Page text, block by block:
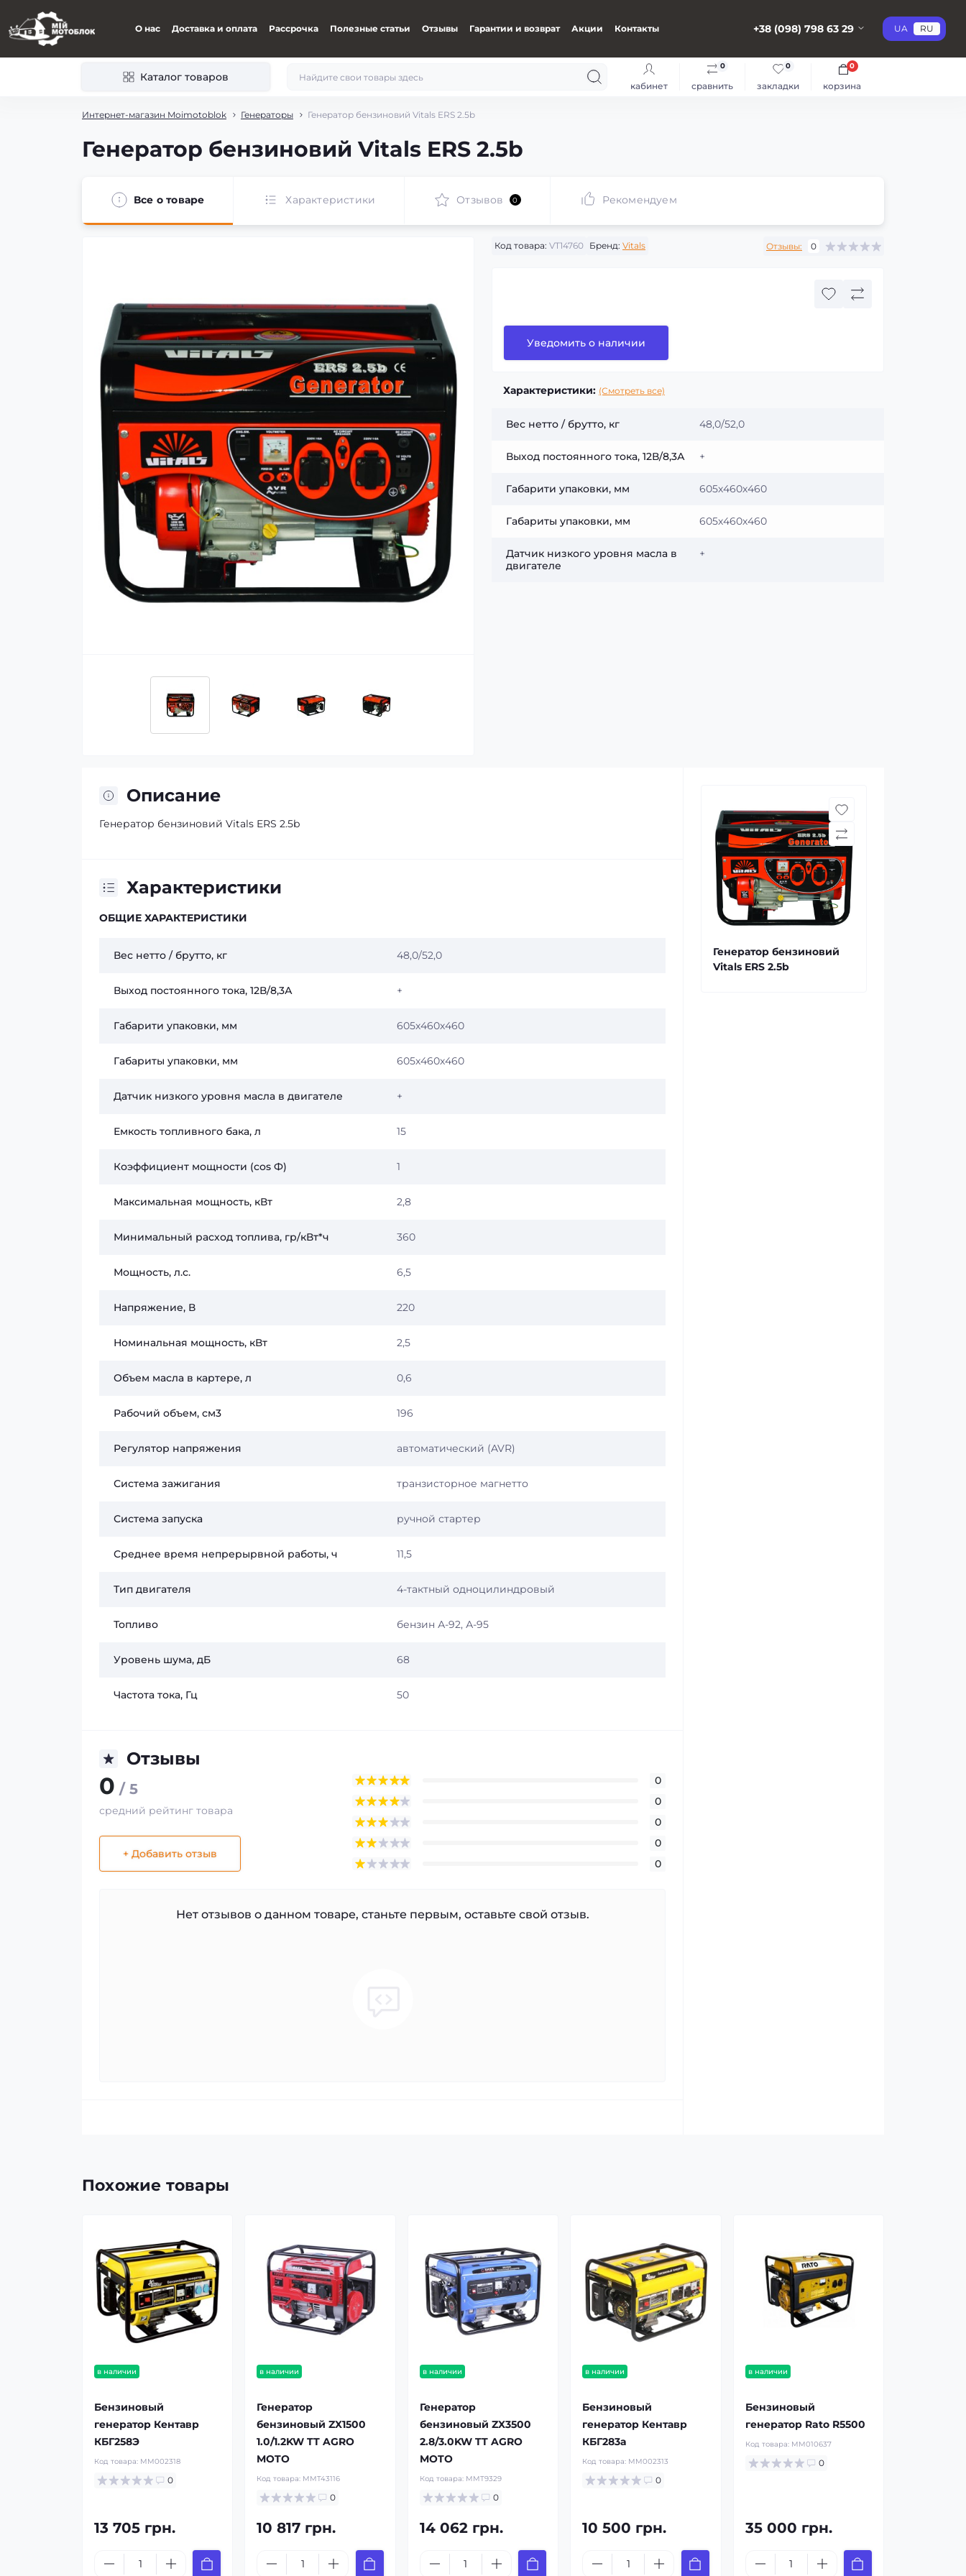
О нас Доставка и оплата Рассрочка Полезные статьи Отзывы Гарантии и возврат Акции Контакты +38 (098) 798 63 29 UA RU
Каталог товаров
кабинет сравнить
0
закладки
0
корзина
0
Интернет-магазин Moimotoblok Генераторы Генератор бензиновий Vitals ERS 2.5b
Генератор бензиновий Vitals ERS 2.5b
Все о товаре Характеристики Отзывов 0 Рекомендуем
Код товара: VT14760 Бренд: Vitals Отзывы: 0
Уведомить о наличии
Характеристики: (Смотреть все)
Вес нетто / брутто, кг 48,0/52,0
Выход постоянного тока, 12В/8,3А +
Габарити упаковки, мм 605х460х460
Габариты упаковки, мм 605х460х460
Датчик низкого уровня масла в
двигателе
+
Описание
Генератор бензиновий Vitals ERS 2.5b
Характеристики
ОБЩИЕ ХАРАКТЕРИСТИКИ
Вес нетто / брутто, кг 48,0/52,0
Выход постоянного тока, 12В/8,3А +
Габарити упаковки, мм 605х460х460
Габариты упаковки, мм 605х460х460
Датчик низкого уровня масла в двигателе +
Емкость топливного бака, л 15
Коэффициент мощности (сos Ф) 1
Максимальная мощность, кВт 2,8
Минимальный расход топлива, гр/кВт*ч 360
Мощность, л.с. 6,5
Напряжение, В 220
Номинальная мощность, кВт 2,5
Объем масла в картере, л 0,6
Рабочий объем, см3 196
Регулятор напряжения автоматический (AVR)
Система зажигания транзисторное магнетто
Система запуска ручной стартер
Среднее время непрерырвной работы, ч 11,5
Тип двигателя 4-тактный одноцилиндровый
Топливо бензин А-92, А-95
Уровень шума, дБ 68
Частота тока, Гц 50
Отзывы
0 / 5
средний рейтинг товара
+ Добавить отзыв
0
0
0
0
0
Нет отзывов о данном товаре, станьте первым, оставьте свой отзыв.
Генератор бензиновий
Vitals ERS 2.5b
Похожие товары
в наличии
Бензиновый
генератор Кентавр
КБГ258Э
Код товара: MM002318
0
13 705 грн.
в наличии
Генератор
бензиновый ZX1500
1.0/1.2KW TT AGRO
MOTO
Код товара: MMT43116
0
10 817 грн.
в наличии
Генератор
бензиновый ZX3500
2.8/3.0KW TT AGRO
MOTO
Код товара: MMT9329
0
14 062 грн.
в наличии
Бензиновый
генератор Кентавр
КБГ283а
Код товара: MM002313
0
10 500 грн.
в наличии
Бензиновый
генератор Rato R5500
Код товара: MM010637
0
35 000 грн.